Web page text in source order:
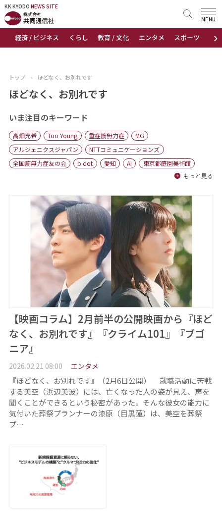
KK KYODO NEWS SITE
›
経済 / ビジネス くらし 教育 / 文化 エンタメ スポーツ 地域
MENU
KK KYODONEWS SITE
トップページ
ニュース
おすすめコンテンツ
出版物
会社概要
トップ › ほどなく、お別れです
ほどなく、お別れです
いま注目のキーワード
高畑充希 Too Young 重症筋無力症
MG
アルジェニクスジャパン
NTTコミュニケーションズ
全国筋無力症友の会
b.dot 愛知 AI
東京都庭園美術館
もっと見る
【映画コラム】2月前半の公開映画から『ほど
なく、お別れです』『クライム101』『ブゴ
ニア』
2026.02.21 08:00 エンタメ
『ほどなく、お別れです』（2月6日公開） 就職活動に苦戦
する美空（浜辺美波）には、亡くなった人の姿が見え、声を
聞くことができるという秘密があった。そんな彼女の能力に
気付いた葬祭プランナーの漆原（目黒蓮）は、美空を葬祭
プ…